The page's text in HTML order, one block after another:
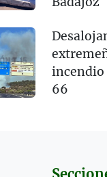
incendio
66